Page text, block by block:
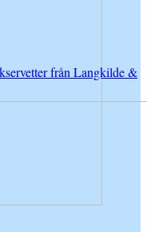
från Langkilde &